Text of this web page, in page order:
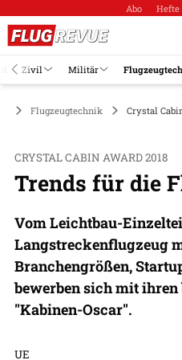
Abo Hefte
Zivil Militär
Flugzeugtechnik Crystal
CRYSTAL CABIN AWARD 2018
Trends für die
Vom Leichtbau-
Langstreckenflugzeug
Branchengrößen,
bewerben sich mit ihren
"Kabinen-Oscar".
UE